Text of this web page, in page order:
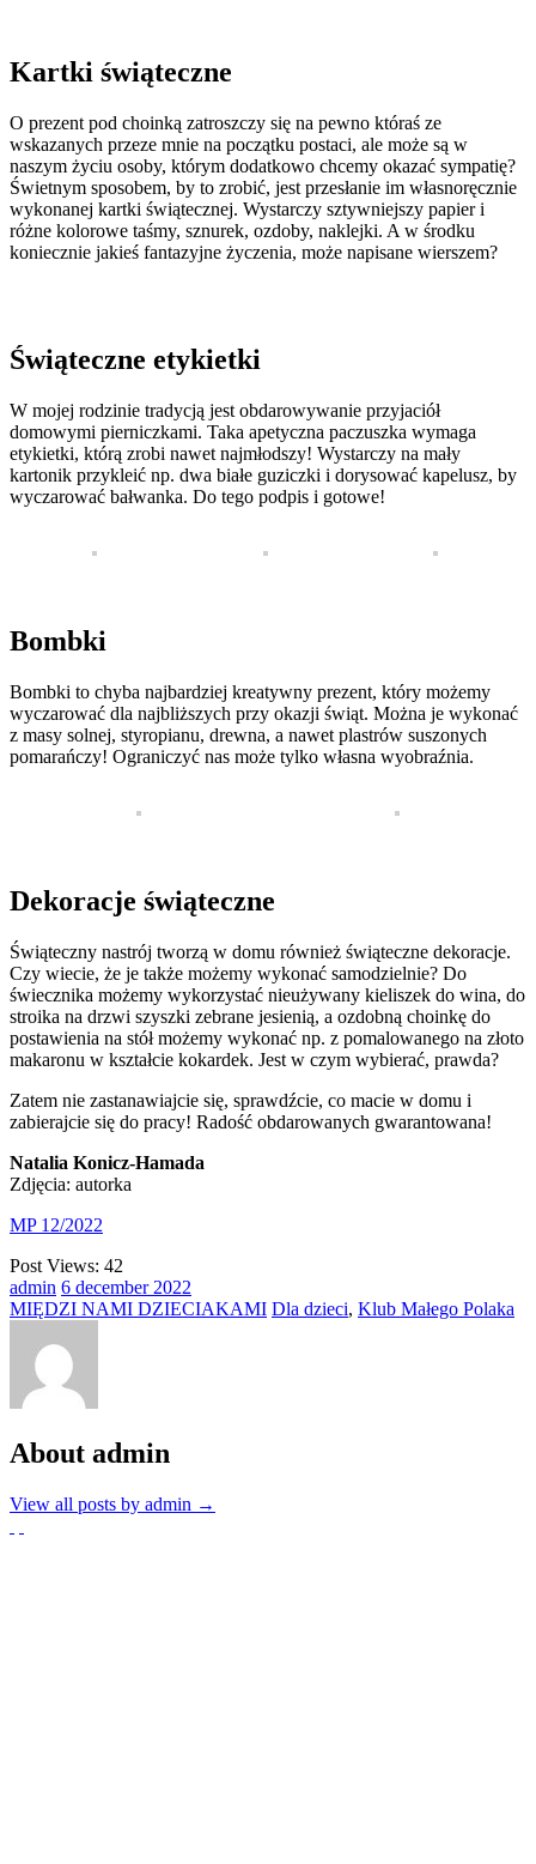
Kartki świąteczne
O prezent pod choinką zatroszczy się na pewno któraś ze
wskazanych przeze mnie na początku postaci, ale może są w
naszym życiu osoby, którym dodatkowo chcemy okazać sympatię?
Świetnym sposobem, by to zrobić, jest przesłanie im własnoręcznie
wykonanej kartki świątecznej. Wystarczy sztywniejszy papier i
różne kolorowe taśmy, sznurek, ozdoby, naklejki. A w środku
koniecznie jakieś fantazyjne życzenia, może napisane wierszem?
Świąteczne etykietki
W mojej rodzinie tradycją jest obdarowywanie przyjaciół
domowymi pierniczkami. Taka apetyczna paczuszka wymaga
etykietki, którą zrobi nawet najmłodszy! Wystarczy na mały
kartonik przykleić np. dwa białe guziczki i dorysować kapelusz, by
wyczarować bałwanka. Do tego podpis i gotowe!
Bombki
Bombki to chyba najbardziej kreatywny prezent, który możemy
wyczarować dla najbliższych przy okazji świąt. Można je wykonać
z masy solnej, styropianu, drewna, a nawet plastrów suszonych
pomarańczy! Ograniczyć nas może tylko własna wyobraźnia.
Dekoracje świąteczne
Świąteczny nastrój tworzą w domu również świąteczne dekoracje.
Czy wiecie, że je także możemy wykonać samodzielnie? Do
świecznika możemy wykorzystać nieużywany kieliszek do wina, do
stroika na drzwi szyszki zebrane jesienią, a ozdobną choinkę do
postawienia na stół możemy wykonać np. z pomalowanego na złoto
makaronu w kształcie kokardek. Jest w czym wybierać, prawda?
Zatem nie zastanawiajcie się, sprawdźcie, co macie w domu i
zabierajcie się do pracy! Radość obdarowanych gwarantowana!
Natalia Konicz-Hamada
Zdjęcia: autorka
MP 12/2022
Post Views: 42
admin 6 december 2022
MIĘDZI NAMI DZIECIAKAMI Dla dzieci, Klub Małego Polaka
About admin
View all posts by admin →